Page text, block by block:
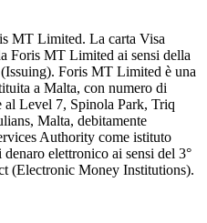
MT Limited. La carta Visa
Foris MT Limited ai sensi della
Foris MT Limited è una
a Malta, con numero di
al Level 7, Spinola Park, Triq
Malta, debitamente
Authority come istituto
elettronico ai sensi del 3°
(Electronic Money Institutions).